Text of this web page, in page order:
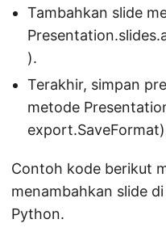
Tambahkan slide
).
Terakhir, simpan
metode
Contoh kode berikut
menambahkan slide
Python.